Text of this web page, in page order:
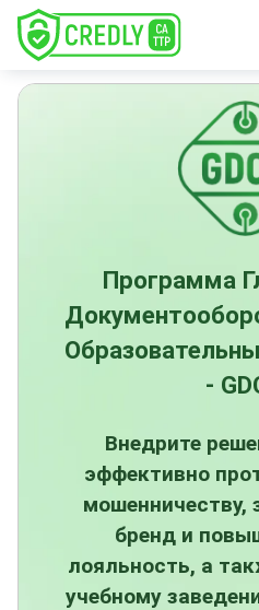
Программа
-
Внедрите
эффективно
бренд и
лояльность, а
учебному